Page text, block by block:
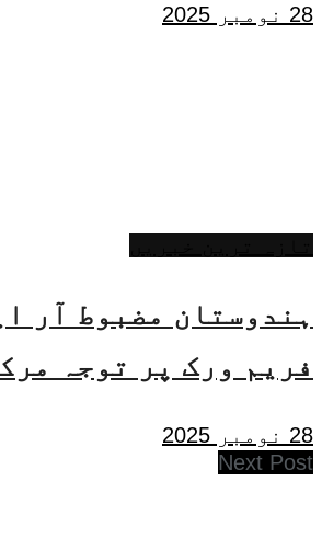
28 نومبر 2025
ہندوستان مضبوط آر
فریم ورک پر توجہ
28 نومبر 2025
Next Post